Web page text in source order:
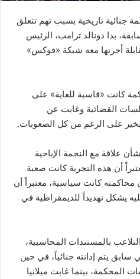
جنائية تاريخية بسبب تهم تتعلق
بدا دونالد ترامب، الرئيس
أجرتها معه شبكة «فوكس»
كانت «قاسية للغاية» على
القضائية وغابت عن
بخير على الرغم من كل الصعوبات.
علاقة مع النجمة الإباحية
أن هذه التجربة كانت صعبة
محاكمته كانت سياسية، معتبراً أن
يشكل تهديداً للديمقراطية في
بالمستندات المحاسبية،
يتم إدانته جنائياً، في حين
المحكمة، بينما غابت ميلانيا